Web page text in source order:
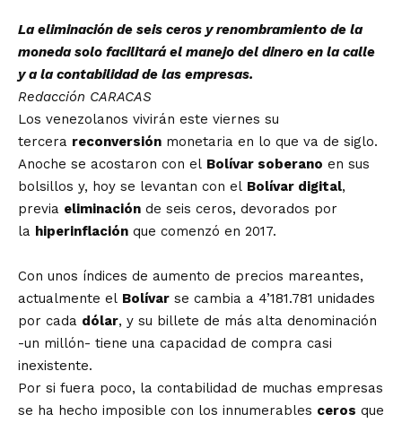
La eliminación de seis ceros y renombramiento de la
moneda solo facilitará el manejo del dinero en la calle
y a la contabilidad de las empresas.
Redacción CARACAS
Los venezolanos vivirán este viernes su
tercera reconversión monetaria en lo que va de siglo.
Anoche se acostaron con el Bolívar soberano en sus
bolsillos y, hoy se levantan con el Bolívar digital,
previa eliminación de seis ceros, devorados por
la hiperinflación que comenzó en 2017.
Con unos índices de aumento de precios mareantes,
actualmente el Bolívar se cambia a 4’181.781 unidades
por cada dólar, y su billete de más alta denominación
-un millón- tiene una capacidad de compra casi
inexistente.
Por si fuera poco, la contabilidad de muchas empresas
se ha hecho imposible con los innumerables ceros que